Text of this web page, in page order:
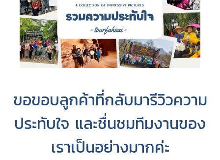
ขอขอบลูกค้าที่กลับมารีวิวความ
ประทับใจ และชื่นชมทีมงานของ
เราเป็นอย่างมากค่ะ